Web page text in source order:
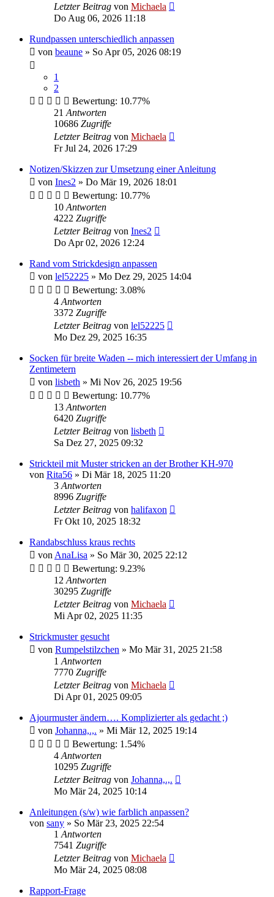
Letzter Beitrag von Michaela
Do Aug 06, 2026 11:18
Rundpassen unterschiedlich anpassen
von beaune » So Apr 05, 2026 08:19
1
2
Bewertung: 10.77%
21 Antworten
10686 Zugriffe
Letzter Beitrag von Michaela
Fr Jul 24, 2026 17:29
Notizen/Skizzen zur Umsetzung einer Anleitung
von Ines2 » Do Mär 19, 2026 18:01
Bewertung: 10.77%
10 Antworten
4222 Zugriffe
Letzter Beitrag von Ines2
Do Apr 02, 2026 12:24
Rand vom Strickdesign anpassen
von lel52225 » Mo Dez 29, 2025 14:04
Bewertung: 3.08%
4 Antworten
3372 Zugriffe
Letzter Beitrag von lel52225
Mo Dez 29, 2025 16:35
Socken für breite Waden -- mich interessiert der Umfang in
Zentimetern
von lisbeth » Mi Nov 26, 2025 19:56
Bewertung: 10.77%
13 Antworten
6420 Zugriffe
Letzter Beitrag von lisbeth
Sa Dez 27, 2025 09:32
Strickteil mit Muster stricken an der Brother KH-970
von Rita56 » Di Mär 18, 2025 11:20
3 Antworten
8996 Zugriffe
Letzter Beitrag von halifaxon
Fr Okt 10, 2025 18:32
Randabschluss kraus rechts
von AnaLisa » So Mär 30, 2025 22:12
Bewertung: 9.23%
12 Antworten
30295 Zugriffe
Letzter Beitrag von Michaela
Mi Apr 02, 2025 11:35
Strickmuster gesucht
von Rumpelstilzchen » Mo Mär 31, 2025 21:58
1 Antworten
7770 Zugriffe
Letzter Beitrag von Michaela
Di Apr 01, 2025 09:05
Ajourmuster ändern…. Komplizierter als gedacht ;)
von Johanna,.,. » Mi Mär 12, 2025 19:14
Bewertung: 1.54%
4 Antworten
10295 Zugriffe
Letzter Beitrag von Johanna,.,.
Mo Mär 24, 2025 10:14
Anleitungen (s/w) wie farblich anpassen?
von sany » So Mär 23, 2025 22:54
1 Antworten
7541 Zugriffe
Letzter Beitrag von Michaela
Mo Mär 24, 2025 08:08
Rapport-Frage